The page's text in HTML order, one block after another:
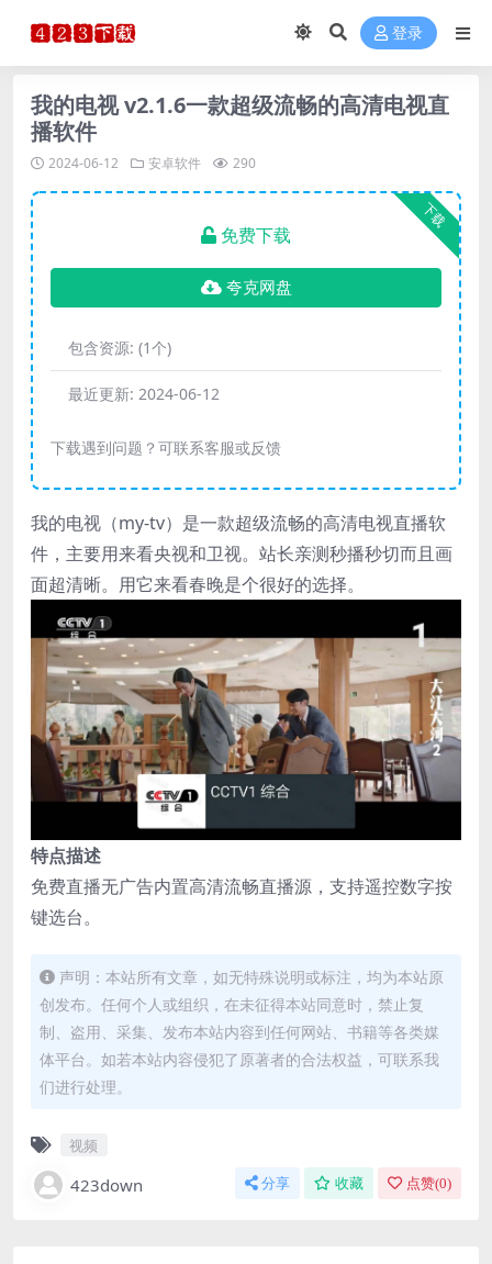
登录
我的电视 v2.1.6一款超级流畅的高清电视直
播软件
2024-06-12 安卓软件 290
下载
免费下载
夸克网盘
包含资源: (1个)
最近更新: 2024-06-12
下载遇到问题？可联系客服或反馈
我的电视（my-tv）是一款超级流畅的高清电视直播软
件，主要用来看央视和卫视。站长亲测秒播秒切而且画
面超清晰。用它来看春晚是个很好的选择。
特点描述
免费直播无广告内置高清流畅直播源，支持遥控数字按
键选台。
声明：本站所有文章，如无特殊说明或标注，均为本站原
创发布。任何个人或组织，在未征得本站同意时，禁止复
制、盗用、采集、发布本站内容到任何网站、书籍等各类媒
体平台。如若本站内容侵犯了原著者的合法权益，可联系我
们进行处理。
视频
423down 分享 收藏 点赞(0)